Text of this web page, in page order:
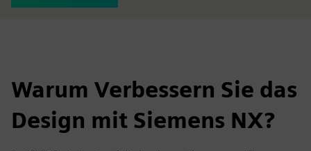
Warum Verbessern Sie das
Design mit Siemens NX?